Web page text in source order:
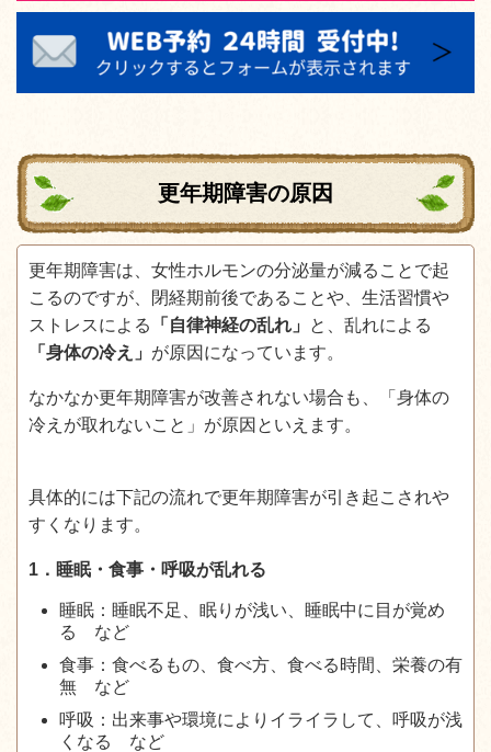
更年期障害の原因
更年期障害は、女性ホルモンの分泌量が減ることで起
こるのですが、閉経期前後であることや、生活習慣や
ストレスによる
「自律神経の乱れ」
と、乱れによる
「身体の冷え」 が原因になっています。
なかなか更年期障害が改善されない場合も、「身体の
冷えが取れないこと」が原因といえます。
具体的には下記の流れで更年期障害が引き起こされや
すくなります。
1．睡眠・食事・呼吸が乱れる
睡眠：睡眠不足、眠りが浅い、睡眠中に目が覚め
る など
食事：食べるもの、食べ方、食べる時間、栄養の有
無 など
呼吸：出来事や環境によりイライラして、呼吸が浅
くなる など